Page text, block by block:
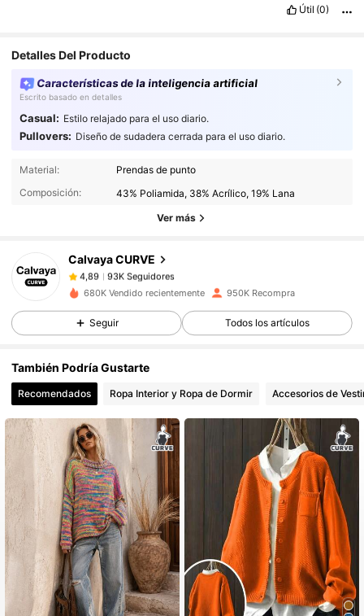
Útil (0)
Detalles Del Producto
Características de la inteligencia artificial
Escrito basado en detalles
Casual: Estilo relajado para el uso diario.
Pullovers: Diseño de sudadera cerrada para el uso diario.
Material:
Prendas de punto
Composición:
43% Poliamida, 38% Acrílico, 19% Lana
Ver más
Calvaya CURVE
93K Seguidores
4,89
93K Seguidores
t***s pagóHace 1 día
4,89 93K Seguidores
93K Seguidores
4,89 93K Seguidores
4,89 93K Seguidores
4,89 93K Seguidores
4,89 93K Seguidores
680K Vendido recientemente 950K Recompra
Seguir Todos los artículos
También Podría Gustarte
Recomendados Ropa Interior y Ropa de Dormir Accesorios de